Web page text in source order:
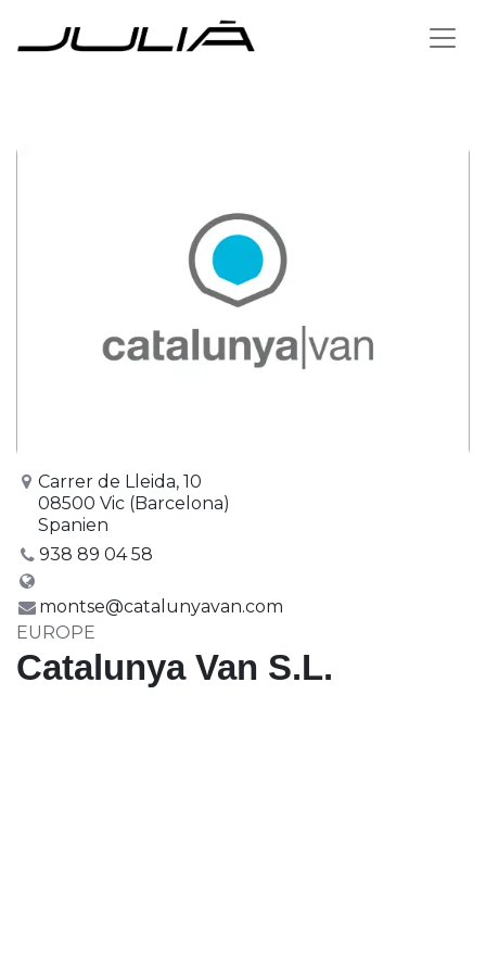
Carrer de Lleida, 10
08500 Vic (Barcelona)
Spanien
938 89 04 58
montse@catalunyavan.com
EUROPE
Catalunya Van S.L.